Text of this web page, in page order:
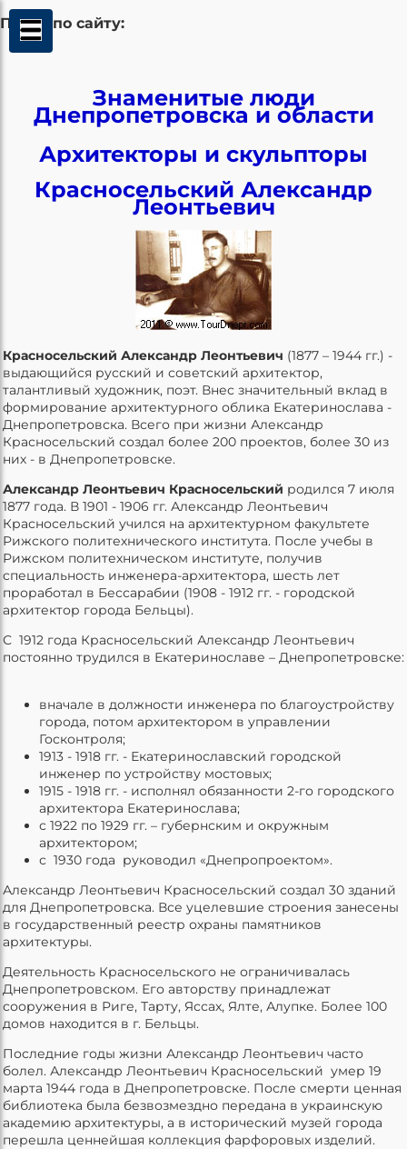
Поиск по сайту:
Знаменитые люди
Днепропетровска и области
Архитекторы и скульпторы
Красносельский Александр
Леонтьевич
Красносельский Александр Леонтьевич (1877 – 1944 гг.) -
выдающийся русский и советский архитектор,
талантливый художник, поэт. Внес значительный вклад в
формирование архитектурного облика Екатеринослава -
Днепропетровска. Всего при жизни Александр
Красносельский создал более 200 проектов, более 30 из
них - в Днепропетровске.
Александр Леонтьевич Красносельский родился 7 июля
1877 года. В 1901 - 1906 гг. Александр Леонтьевич
Красносельский учился на архитектурном факультете
Рижского политехнического института. После учебы в
Рижском политехническом институте, получив
специальность инженера-архитектора, шесть лет
проработал в Бессарабии (1908 - 1912 гг. - городской
архитектор города Бельцы).
С 1912 года Красносельский Александр Леонтьевич
постоянно трудился в Екатеринославе – Днепропетровске:
вначале в должности инженера по благоустройству
города, потом архитектором в управлении
Госконтроля;
1913 - 1918 гг. - Екатеринославский городской
инженер по устройству мостовых;
1915 - 1918 гг. - исполнял обязанности 2-го городского
архитектора Екатеринослава;
с 1922 по 1929 гг. – губернским и окружным
архитектором;
с 1930 года руководил «Днепропроектом».
Александр Леонтьевич Красносельский создал 30 зданий
для Днепропетровска. Все уцелевшие строения занесены
в государственный реестр охраны памятников
архитектуры.
Деятельность Красносельского не ограничивалась
Днепропетровском. Его авторству принадлежат
сооружения в Риге, Тарту, Яссах, Ялте, Алупке. Более 100
домов находится в г. Бельцы.
Последние годы жизни Александр Леонтьевич часто
болел. Александр Леонтьевич Красносельский умер 19
марта 1944 года в Днепропетровске. После смерти ценная
библиотека была безвозмездно передана в украинскую
академию архитектуры, а в исторический музей города
перешла ценнейшая коллекция фарфоровых изделий.